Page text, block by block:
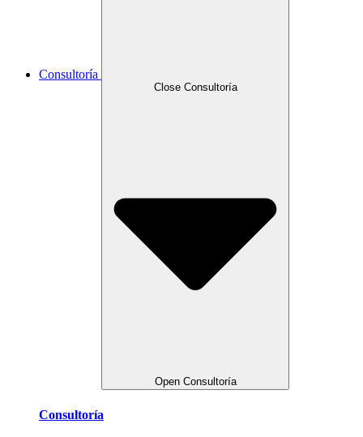
Consultoría
Close Consultoría
Open Consultoría
Consultoría